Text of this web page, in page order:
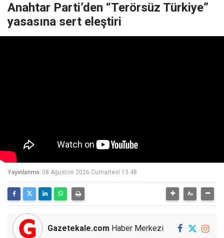
Anahtar Parti’den “Terörsüz Türkiye”
yasasına sert eleştiri
Yayınlanma: 08 Ağustos 2026 Cumartesi 13:48
Gazetekale.com Haber Merkezi